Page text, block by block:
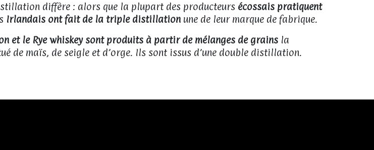
diffère : alors que la plupart des producteurs écossais pratiquent
Irlandais ont fait de la triple distillationune de leur marque de fabrique.
et le Rye whiskey sont produits à partir de mélanges de grainsla
de maïs, de seigle et d’orge. Ils sont issus d’une double distillation.